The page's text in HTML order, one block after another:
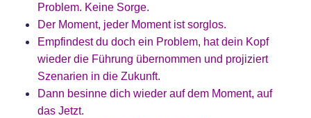
Problem. Keine Sorge.
Der Moment, jeder Moment ist sorglos.
Empfindest du doch ein Problem, hat dein Kopf
wieder die Führung übernommen und projiziert
Szenarien in die Zukunft.
Dann besinne dich wieder auf dem Moment, auf
das Jetzt.